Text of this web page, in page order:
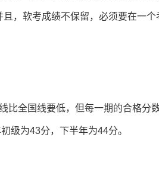
，软考成绩不保留，必须要在一
比全国线要低，但每一期的合格分
级为43分，下半年为44分。